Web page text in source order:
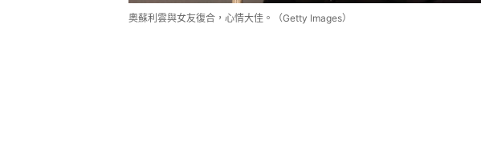
奧蘇利雲與女友復合，心情大佳。（Getty Images）